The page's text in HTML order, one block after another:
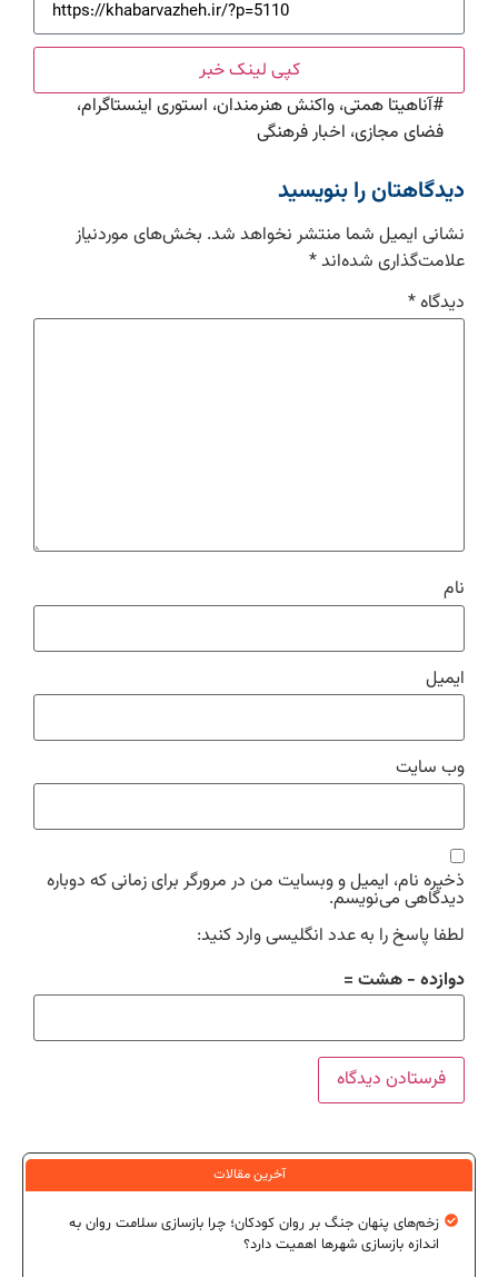
کپی لینک خبر
#آناهیتا همتی، واکنش هنرمندان، استوری اینستاگرام،
فضای مجازی، اخبار فرهنگی
دیدگاهتان را بنویسید
نشانی ایمیل شما منتشر نخواهد شد. بخش‌های موردنیاز
علامت‌گذاری شده‌اند*
دیدگاه*
نام
ایمیل
وب‌ سایت
ذخیره نام، ایمیل و وبسایت من در مرورگر برای زمانی که دوباره
دیدگاهی می‌نویسم.
لطفا پاسخ را به عدد انگلیسی وارد کنید:
دوازده − هشت =
آخرین مقالات
زخم‌های پنهان جنگ بر روان کودکان؛ چرا بازسازی سلامت روان به
اندازه بازسازی شهرها اهمیت دارد؟